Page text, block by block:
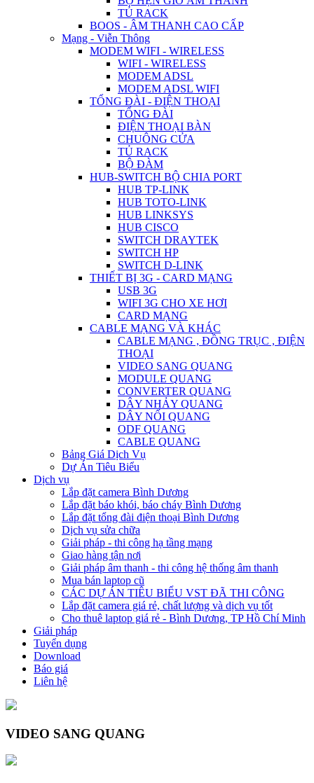
TỦ RACK
BOOS - ÂM THANH CAO CẤP
Mạng - Viễn Thông
MODEM WIFI - WIRELESS
WIFI - WIRELESS
MODEM ADSL
MODEM ADSL WIFI
TỔNG ĐÀI - ĐIỆN THOẠI
TỔNG ĐÀI
ĐIỆN THOẠI BÀN
CHUÔNG CỬA
TỦ RACK
BỘ ĐÀM
HUB-SWITCH BỘ CHIA PORT
HUB TP-LINK
HUB TOTO-LINK
HUB LINKSYS
HUB CISCO
SWITCH DRAYTEK
SWITCH HP
SWITCH D-LINK
THIẾT BỊ 3G - CARD MẠNG
USB 3G
WIFI 3G CHO XE HƠI
CARD MẠNG
CABLE MẠNG VÀ KHÁC
CABLE MẠNG , ĐỒNG TRỤC , ĐIỆN
THOẠI
VIDEO SANG QUANG
MODULE QUANG
CONVERTER QUANG
DÂY NHẢY QUANG
DÂY NỐI QUANG
ODF QUANG
CABLE QUANG
Bảng Giá Dịch Vụ
Dự Án Tiêu Biểu
Dịch vụ
Lắp đặt camera Bình Dương
Lắp đặt báo khói, báo cháy Bình Dương
Lắp đặt tổng đài điện thoại Bình Dương
Dịch vụ sửa chữa
Giải pháp - thi công hạ tầng mạng
Giao hàng tận nơi
Giải pháp âm thanh - thi công hệ thống âm thanh
Mua bán laptop cũ
CÁC DỰ ÁN TIÊU BIỂU VST ĐÃ THI CÔNG
Lắp đặt camera giá rẻ, chất lượng và dịch vụ tốt
Cho thuê laptop giá rẻ - Bình Dương, TP Hồ Chí Minh
Giải pháp
Tuyển dụng
Download
Báo giá
Liên hệ
VIDEO SANG QUANG